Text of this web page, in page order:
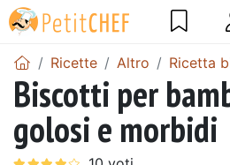
Ricette Altro Ricetta
Biscotti per
golosi e morbidi